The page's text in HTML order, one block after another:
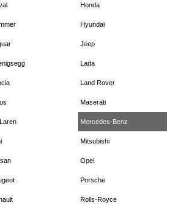
Honda
Hyundai
Jeep
Lada
Land Rover
Maserati
Mercedes-Benz
Mitsubishi
Opel
Porsche
Rolls-Royce